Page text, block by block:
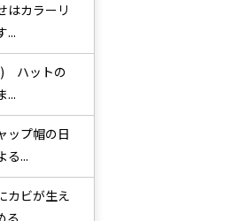
はカラーリ
...
) ハットの
...
ップ帽の日
る...
カビが生え
る...